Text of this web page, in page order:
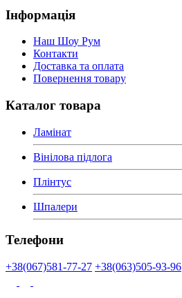
Інформація
Наш Шоу Рум
Контакти
Доставка та оплата
Повернення товару
Каталог товара
Ламінат
Вінілова підлога
Плінтус
Шпалери
Телефони
+38(067)581-77-27 +38(063)505-93-96